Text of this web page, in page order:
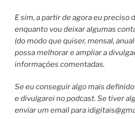
E sim, a partir de agora eu preciso
enquanto vou deixar algumas
(do modo que quiser, mensal,
possa melhorar e ampliar a
informações comentadas.
Se eu conseguir algo mais
e divulgarei no podcast. Se tiver
enviar um email para